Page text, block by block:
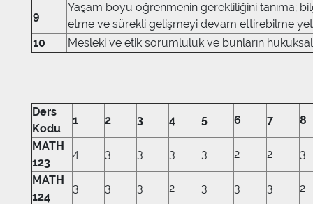
9
Yaşam boyu öğrenmenin gerekliliğini tanıma;
etme ve sürekli gelişmeyi devam ettirebilme
10
Mesleki ve etik sorumluluk ve bunların
Ders
Kodu
1 2 3 4 5 6 7
8
MATH
123
4 3 3 3 3 2 2
3
MATH
124
3 3 3 2 3 3 3
2